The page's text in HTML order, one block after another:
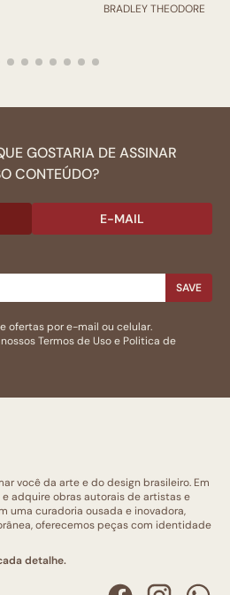
BRADLEY THEODORE
GOSTARIA DE ASSINAR
CONTEÚDO?
E-MAIL
SAVE
ofertas por e-mail ou celular.
Termos de Usoe Politica de
você da arte e do design brasileiro. Em
adquire obras autorais de artistas e
uma curadoria ousada e inovadora,
oferecemos peças com identidade
detalhe.